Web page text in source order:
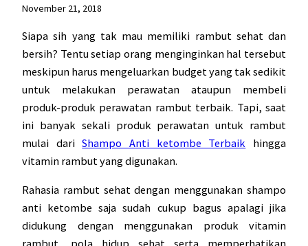
November 21, 2018
Siapa sih yang tak mau memiliki rambut sehat dan
bersih? Tentu setiap orang menginginkan hal tersebut
meskipun harus mengeluarkan budget yang tak sedikit
untuk melakukan perawatan ataupun membeli
produk-produk perawatan rambut terbaik. Tapi, saat
ini banyak sekali produk perawatan untuk rambut
mulai dariShampo Anti ketombe Terbaik
hingga
vitamin rambut yang digunakan.
Rahasia rambut sehat dengan menggunakan shampo
anti ketombe saja sudah cukup bagus apalagi jika
didukung dengan menggunakan produk vitamin